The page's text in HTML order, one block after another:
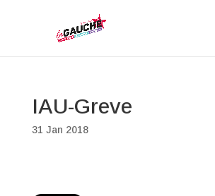
IAU-Greve
31 Jan 2018